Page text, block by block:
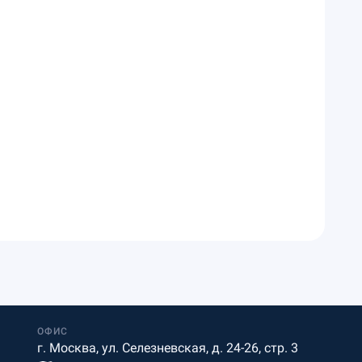
ОФИС
г. Москва, ул. Селезневская, д. 24-26, стр. 3